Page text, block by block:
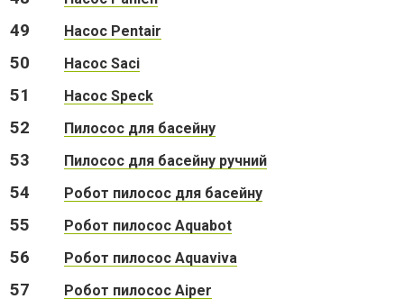
49 Насос Pentair
50 Насос Saci
51 Насос Speck
52 Пилосос для басейну
53 Пилосос для басейну ручний
54 Робот пилосос для басейну
55 Робот пилосос Aquabot
56 Робот пилосос Aquaviva
57 Робот пилосос Aiper